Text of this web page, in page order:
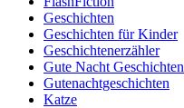
Geschichten
Geschichten für Kinder
Geschichtenerzähler
Gute Nacht Geschichten
Gutenachtgeschichten
Katze